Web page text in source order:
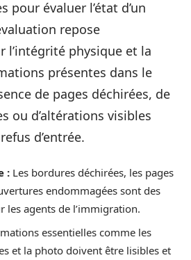
pour évaluer l’état d’un
repose
l’intégrité physique et la
présentes dans le
de pages déchirées, de
ou d’altérations visibles
d’entrée.
: Les bordures déchirées, les pages
endommagées sont des
les agents de l’immigration.
essentielles comme les
et la photo doivent être lisibles et